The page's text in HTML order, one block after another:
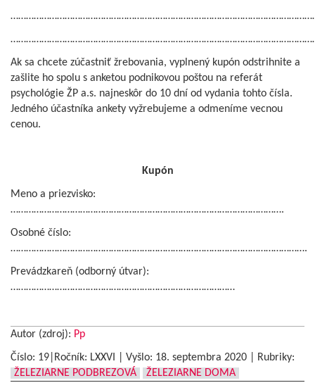
Ak sa chcete zúčastniť žrebovania, vyplnený kupón odstrihnite a
zašlite ho spolu s anketou podnikovou poštou na referát
psychológie ŽP a.s. najneskôr do 10 dní od vydania tohto čísla.
Jedného účastníka ankety vyžrebujeme a odmeníme vecnou
cenou.
Kupón
Meno a priezvisko:
…………………………………………………………………………………………….
Osobné číslo:
…………………………………………………………………………………………………….
Prevádzkareň (odborný útvar):
……………………………………………………………………………
Autor (zdroj): Pp
Číslo: 19|Ročník: LXXVI | Vyšlo: 18. septembra 2020
Rubriky:
ŽELEZIARNE PODBREZOVÁ
ŽELEZIARNE DOMA